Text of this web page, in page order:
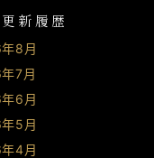
新履歴
8月
7月
6月
5月
4月